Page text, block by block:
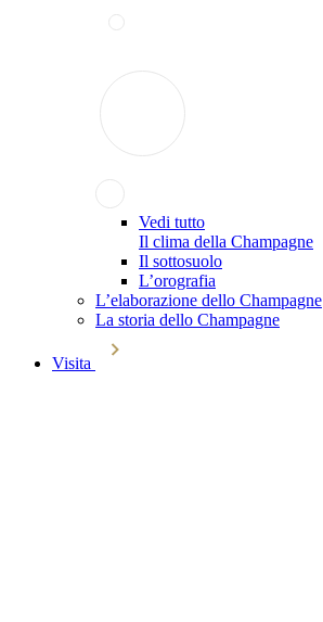
Vedi tutto
Il clima della Champagne
Il sottosuolo
L’orografia
L’elaborazione dello Champagne
La storia dello Champagne
Visita